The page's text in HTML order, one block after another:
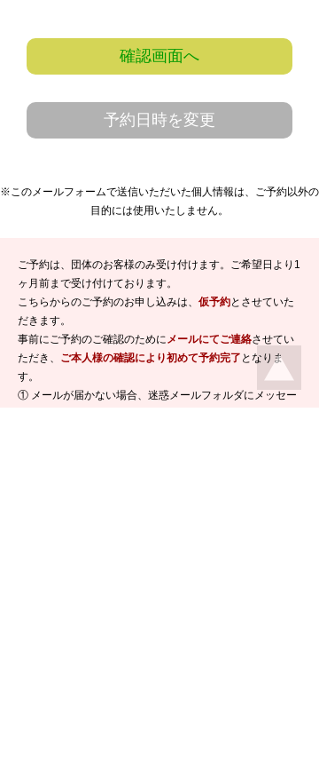
確認画面へ
予約日時を変更
※このメールフォームで送信いただいた個人情報は、ご予約以外の
目的には使用いたしません。
ご予約は、団体のお客様のみ受け付けます。ご希望日より1
ヶ月前まで受け付けております。
こちらからのご予約のお申し込みは、 仮予約とさせていた
だきます。
事前にご予約のご確認のためにメールにてご連絡させてい
ただき、 ご本人様の確認により初めて予約完了 となりま
す。
① メールが届かない場合、迷惑メールフォルダにメッセー